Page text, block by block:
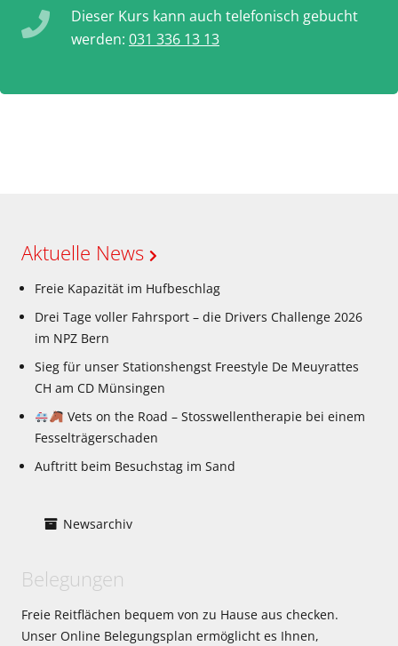
Dieser Kurs kann auch telefonisch gebucht
werden: 031 336 13 13
Aktuelle News
Freie Kapazität im Hufbeschlag
Drei Tage voller Fahrsport – die Drivers Challenge 2026
im NPZ Bern
Sieg für unser Stationshengst Freestyle De Meuyrattes
CH am CD Münsingen
Vets on the Road – Stosswellentherapie bei einem
Fesselträgerschaden
Auftritt beim Besuchstag im Sand
Newsarchiv
Belegungen
Freie Reitflächen bequem von zu Hause aus checken.
Unser Online Belegungsplan ermöglicht es Ihnen,